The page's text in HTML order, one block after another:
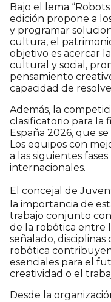
Bajo el lema
edición propone a
y programar
cultura, el
objetivo es acercar
cultural y social,
pensamiento
capacidad de
Además, la
clasificatorio para la
España 2026, que
Los equipos con
a las siguientes
internacionales.
El concejal de
la importancia de
trabajo conjunto
de la robótica entre
señalado,
robótica
esenciales para el
creatividad o el
Desde la